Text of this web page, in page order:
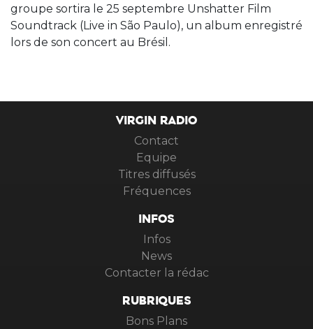
groupe sortira le 25 septembre Unshatter Film
Soundtrack (Live in São Paulo), un album enregistré
lors de son concert au Brésil.
VIRGIN RADIO
Contact
Equipe
Titres diffusés
Fréquences
INFOS
Infos
News
Contacter la rédac
RUBRIQUES
Bons Plans